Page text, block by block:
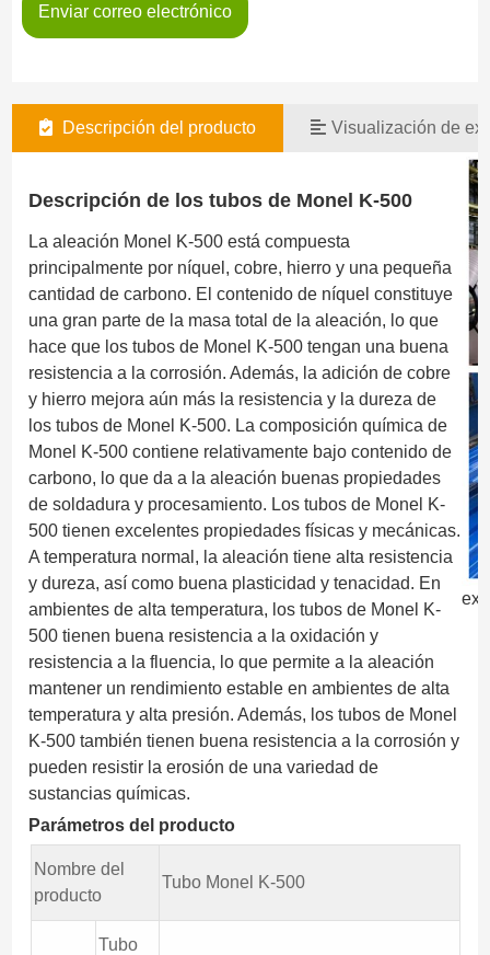
Enviar correo electrónico
Descripción del producto Visualización de
Descripción de los tubos de Monel K-500
La aleación Monel K-500 está compuesta
principalmente por níquel, cobre, hierro y una pequeña
cantidad de carbono. El contenido de níquel constituye
una gran parte de la masa total de la aleación, lo que
hace que los tubos de Monel K-500 tengan una buena
resistencia a la corrosión. Además, la adición de cobre
y hierro mejora aún más la resistencia y la dureza de
los tubos de Monel K-500. La composición química de
Monel K-500 contiene relativamente bajo contenido de
carbono, lo que da a la aleación buenas propiedades
de soldadura y procesamiento. Los tubos de Monel K-
500 tienen excelentes propiedades físicas y mecánicas.
A temperatura normal, la aleación tiene alta resistencia
y dureza, así como buena plasticidad y tenacidad. En
ambientes de alta temperatura, los tubos de Monel K-
500 tienen buena resistencia a la oxidación y
resistencia a la fluencia, lo que permite a la aleación
mantener un rendimiento estable en ambientes de alta
temperatura y alta presión. Además, los tubos de Monel
K-500 también tienen buena resistencia a la corrosión y
pueden resistir la erosión de una variedad de
sustancias químicas.
Parámetros del producto
Nombre del
producto
Tubo Monel K-500
Tubo